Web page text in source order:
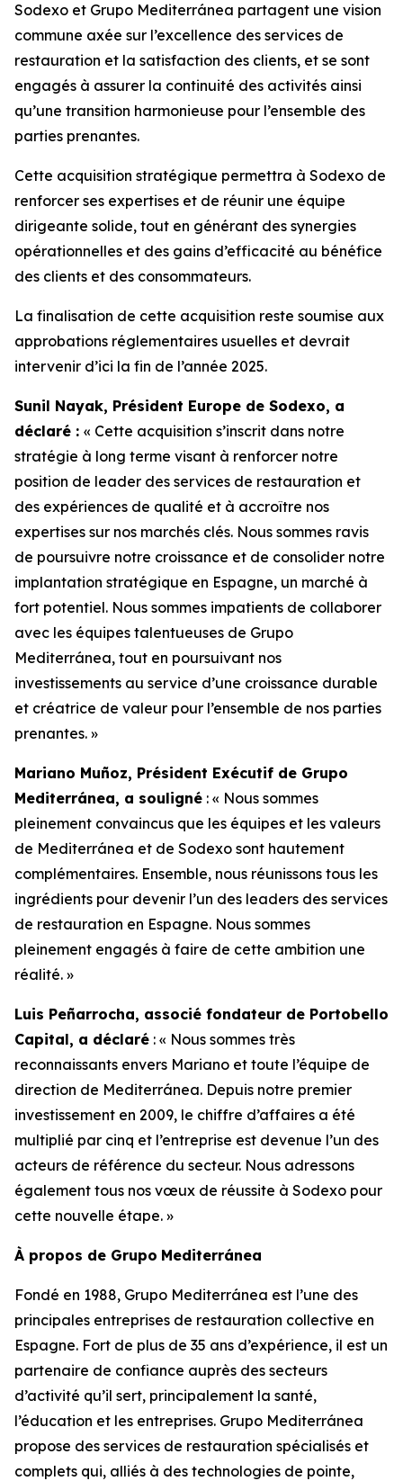
Sodexo et Grupo Mediterránea partagent une vision
commune axée sur l’excellence des services de
restauration et la satisfaction des clients, et se sont
engagés à assurer la continuité des activités ainsi
qu’une transition harmonieuse pour l’ensemble des
parties prenantes.
Cette acquisition stratégique permettra à Sodexo de
renforcer ses expertises et de réunir une équipe
dirigeante solide, tout en générant des synergies
opérationnelles et des gains d’efficacité au bénéfice
des clients et des consommateurs.
La finalisation de cette acquisition reste soumise aux
approbations réglementaires usuelles et devrait
intervenir d’ici la fin de l’année 2025.
Sunil Nayak, Président Europe de Sodexo, a
déclaré : « Cette acquisition s’inscrit dans notre
stratégie à long terme visant à renforcer notre
position de leader des services de restauration et
des expériences de qualité et à accroître nos
expertises sur nos marchés clés. Nous sommes ravis
de poursuivre notre croissance et de consolider notre
implantation stratégique en Espagne, un marché à
fort potentiel. Nous sommes impatients de collaborer
avec les équipes talentueuses de Grupo
Mediterránea, tout en poursuivant nos
investissements au service d’une croissance durable
et créatrice de valeur pour l’ensemble de nos parties
prenantes. »
Mariano Muñoz, Président Exécutif de Grupo
Mediterránea, a souligné : « Nous sommes
pleinement convaincus que les équipes et les valeurs
de Mediterránea et de Sodexo sont hautement
complémentaires. Ensemble, nous réunissons tous les
ingrédients pour devenir l’un des leaders des services
de restauration en Espagne. Nous sommes
pleinement engagés à faire de cette ambition une
réalité. »
Luis Peñarrocha, associé fondateur de Portobello
Capital, a déclaré : « Nous sommes très
reconnaissants envers Mariano et toute l’équipe de
direction de Mediterránea. Depuis notre premier
investissement en 2009, le chiffre d’affaires a été
multiplié par cinq et l’entreprise est devenue l’un des
acteurs de référence du secteur. Nous adressons
également tous nos vœux de réussite à Sodexo pour
cette nouvelle étape. »
À propos de Grupo Mediterránea
Fondé en 1988, Grupo Mediterránea est l’une des
principales entreprises de restauration collective en
Espagne. Fort de plus de 35 ans d’expérience, il est un
partenaire de confiance auprès des secteurs
d’activité qu’il sert, principalement la santé,
l’éducation et les entreprises. Grupo Mediterránea
propose des services de restauration spécialisés et
complets qui, alliés à des technologies de pointe,